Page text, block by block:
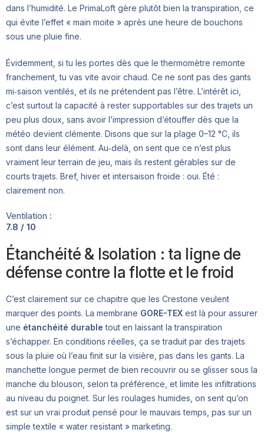
dans l’humidité. Le PrimaLoft gère plutôt bien la transpiration, ce
qui évite l’effet « main moite » après une heure de bouchons
sous une pluie fine.
Évidemment, si tu les portes dès que le thermomètre remonte
franchement, tu vas vite avoir chaud. Ce ne sont pas des gants
mi‑saison ventilés, et ils ne prétendent pas l’être. L’intérêt ici,
c’est surtout la capacité à rester supportables sur des trajets un
peu plus doux, sans avoir l’impression d’étouffer dès que la
météo devient clémente. Disons que sur la plage 0–12 °C, ils
sont dans leur élément. Au‑delà, on sent que ce n’est plus
vraiment leur terrain de jeu, mais ils restent gérables sur de
courts trajets. Bref, hiver et intersaison froide : oui. Été :
clairement non.
Ventilation :
7.8 / 10
Étanchéité & Isolation : ta ligne de
défense contre la flotte et le froid
C’est clairement sur ce chapitre que les Crestone veulent
marquer des points. La membrane GORE-TEX est là pour assurer
une étanchéité durable tout en laissant la transpiration
s’échapper. En conditions réelles, ça se traduit par des trajets
sous la pluie où l’eau finit sur la visière, pas dans les gants. La
manchette longue permet de bien recouvrir ou se glisser sous la
manche du blouson, selon ta préférence, et limite les infiltrations
au niveau du poignet. Sur les roulages humides, on sent qu’on
est sur un vrai produit pensé pour le mauvais temps, pas sur un
simple textile « water resistant » marketing.